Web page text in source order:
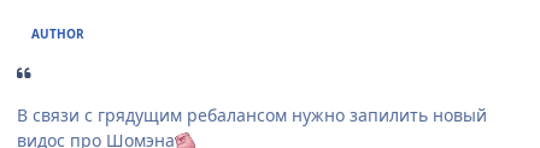
AUTHOR
В связи с грядущим ребалансом нужно запилить новый
видос про Шомэна